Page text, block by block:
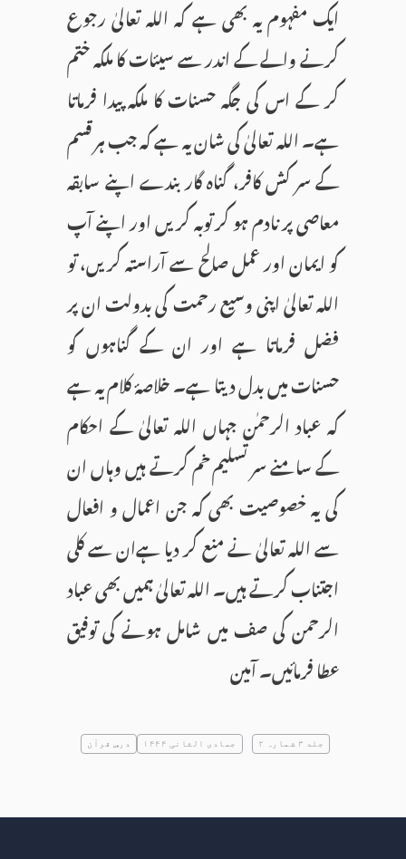
ایک مفہوم یہ بھی ہے کہ اللہ تعالیٰ رجوع
کرنے والے کے اندر سے سیئات کا ملکہ ختم
کر کے اس کی جگہ حسنات کا ملکہ پیدا فرماتا
ہے۔ اللہ تعالیٰ کی شان یہ ہے کہ جب ہر قسم
کے سر کش کافر، گناہ گار بندے اپنے سابقہ
معاصی پر نادم ہو کر توبہ کریں اور اپنے آپ
کو ایمان اور عمل صالح سے آراستہ کریں، تو
اللہ تعالیٰ اپنی وسیع رحمت کی بدولت ان پر
فضل فرماتا ہے اور ان کے گناہوں کو
حسنات میں بدل دیتا ہے۔ خلاصۂ کلام یہ ہے
کہ عباد الرحمٰن جہاں اللہ تعالیٰ کے احکام
کے سامنے سر تسلیم خم کرتے ہیں وہاں ان
کی یہ خصوصیت بھی کہ جن اعمال و افعال
سے اللہ تعالیٰ نے منع کر دیا ہےان سے کلی
اجتناب کرتے ہیں۔ اللہ تعالیٰ ہمیں بھی عباد
الرحمن کی صف میں شامل ہونے کی توفیق
عطا فرمائیں۔ آمین
جلد ۳ شمارہ ۲ جمادى الثانی ۱۴۴۴ درسِ قرآن